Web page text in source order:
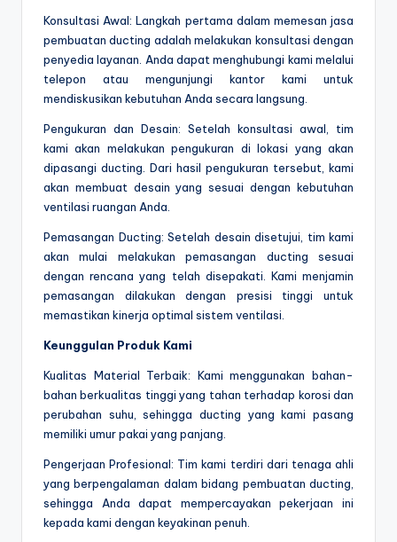
Konsultasi Awal: Langkah pertama dalam memesan jasa
pembuatan ducting adalah melakukan konsultasi dengan
penyedia layanan. Anda dapat menghubungi kami melalui
telepon atau mengunjungi kantor kami untuk
mendiskusikan kebutuhan Anda secara langsung.
Pengukuran dan Desain: Setelah konsultasi awal, tim
kami akan melakukan pengukuran di lokasi yang akan
dipasangi ducting. Dari hasil pengukuran tersebut, kami
akan membuat desain yang sesuai dengan kebutuhan
ventilasi ruangan Anda.
Pemasangan Ducting: Setelah desain disetujui, tim kami
akan mulai melakukan pemasangan ducting sesuai
dengan rencana yang telah disepakati. Kami menjamin
pemasangan dilakukan dengan presisi tinggi untuk
memastikan kinerja optimal sistem ventilasi.
Keunggulan Produk Kami
Kualitas Material Terbaik: Kami menggunakan bahan-
bahan berkualitas tinggi yang tahan terhadap korosi dan
perubahan suhu, sehingga ducting yang kami pasang
memiliki umur pakai yang panjang.
Pengerjaan Profesional: Tim kami terdiri dari tenaga ahli
yang berpengalaman dalam bidang pembuatan ducting,
sehingga Anda dapat mempercayakan pekerjaan ini
kepada kami dengan keyakinan penuh.